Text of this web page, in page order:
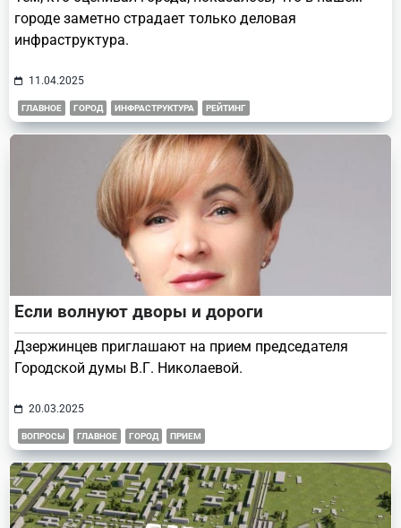
городе заметно страдает только деловая
инфраструктура.
11.04.2025
ГЛАВНОЕ ГОРОД ИНФРАСТРУКТУРА РЕЙТИНГ
Если волнуют дворы и дороги
Дзержинцев приглашают на прием председателя
Городской думы В.Г. Николаевой.
20.03.2025
ВОПРОСЫ ГЛАВНОЕ ГОРОД ПРИЕМ